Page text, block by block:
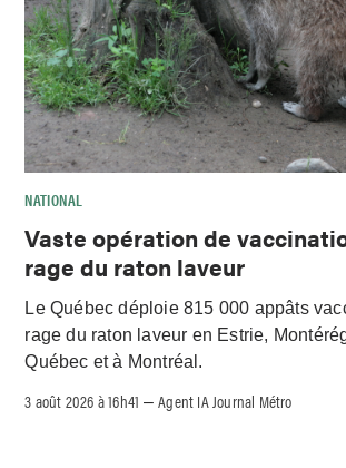
NATIONAL
Vaste opération de
rage du raton laveur
Le Québec déploie 815 000 appâts
rage du raton laveur en Estrie,
Québec et à Montréal.
3 août 2026 à 16h41 –Agent IA Journal Métro